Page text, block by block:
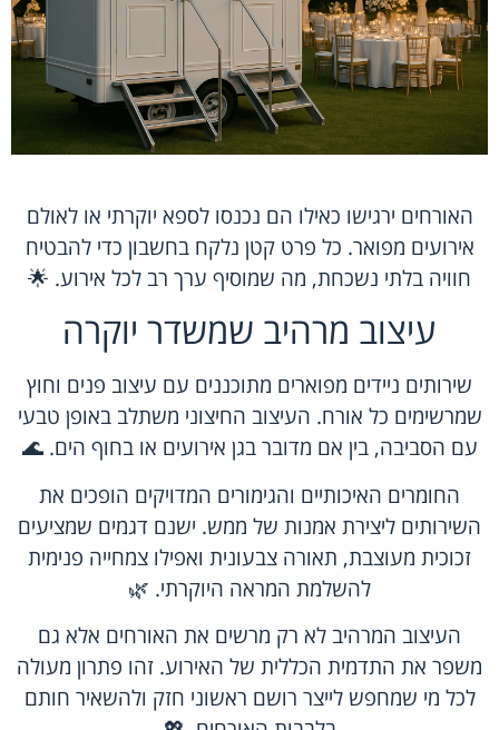
האורחים ירגישו כאילו הם נכנסו לספא יוקרתי או לאולם
אירועים מפואר. כל פרט קטן נלקח בחשבון כדי להבטיח
חוויה בלתי נשכחת, מה שמוסיף ערך רב לכל אירוע. 🌟
עיצוב מרהיב שמשדר יוקרה
שירותים ניידים מפוארים מתוכננים עם עיצוב פנים וחוץ
שמרשימים כל אורח. העיצוב החיצוני משתלב באופן טבעי
עם הסביבה, בין אם מדובר בגן אירועים או בחוף הים. 🌊
החומרים האיכותיים והגימורים המדויקים הופכים את
השירותים ליצירת אמנות של ממש. ישנם דגמים שמציעים
זכוכית מעוצבת, תאורה צבעונית ואפילו צמחייה פנימית
להשלמת המראה היוקרתי. 🌿
העיצוב המרהיב לא רק מרשים את האורחים אלא גם
משפר את התדמית הכללית של האירוע. זהו פתרון מעולה
לכל מי שמחפש לייצר רושם ראשוני חזק ולהשאיר חותם